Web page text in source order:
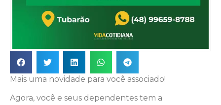
Mais uma novidade para você associado!
Agora, você e seus dependentes tem a